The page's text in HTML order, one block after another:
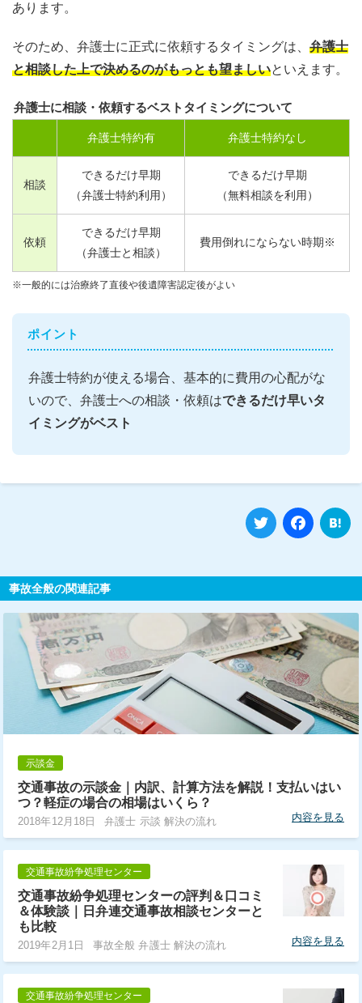
あります。
そのため、弁護士に正式に依頼するタイミングは、 弁護士
と相談した上で決めるのがもっとも望ましいといえます。
弁護士に相談・依頼するベストタイミングについて
弁護士特約有 弁護士特約なし
相談
できるだけ早期
（弁護士特約利用）
できるだけ早期
（無料相談を利用）
依頼
できるだけ早期
（弁護士と相談）
費用倒れにならない時期※
※一般的には治療終了直後や後遺障害認定後がよい
ポイント
弁護士特約が使える場合、基本的に費用の心配がな
いので、弁護士への相談・依頼はできるだけ早いタ
イミングがベスト
Twitter
事故全般の関連記事
示談金
交通事故の示談金｜内訳、計算方法を解説！支払いはい
つ？軽症の場合の相場はいくら？
2018年12月18日 弁護士 示談 解決の流れ 内容を見る
交通事故紛争処理センター
交通事故紛争処理センターの評判＆口コミ
＆体験談｜日弁連交通事故相談センターと
も比較
2019年2月1日 事故全般 弁護士 解決の流れ 内容を見る
交通事故紛争処理センター